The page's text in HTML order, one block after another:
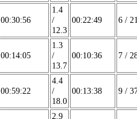
00:30:56
1.4
/
12.3
00:22:49 6 /
00:14:05
1.3
/
13.7
00:10:36 7 /
00:59:22
4.4
/
18.0
00:13:38 9 /
2.9